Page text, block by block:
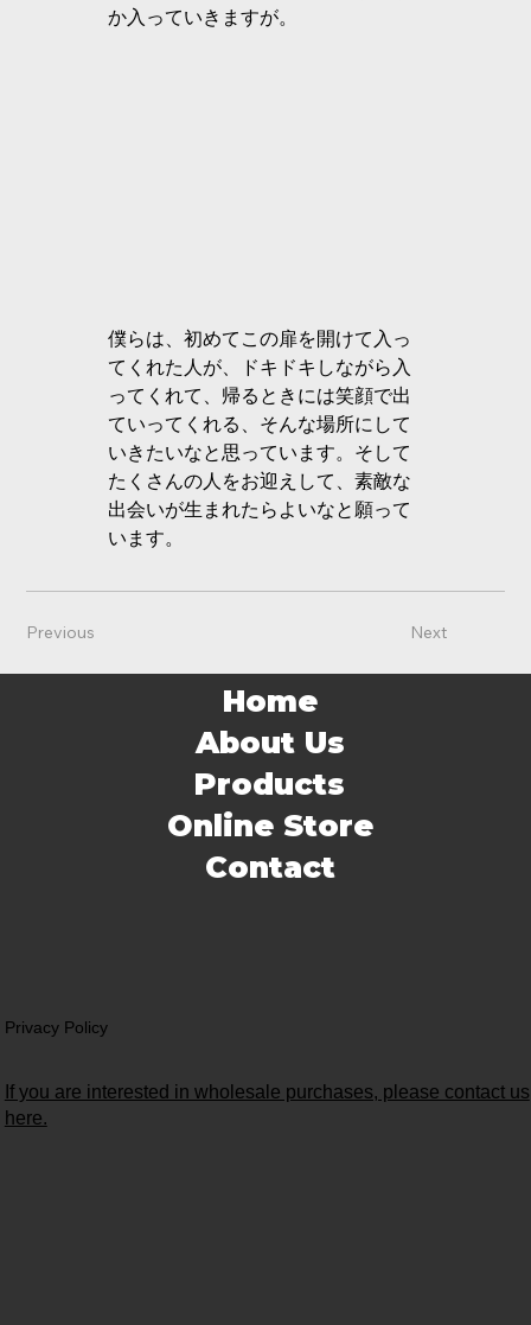
か入っていきますが。
僕らは、初めてこの扉を開けて入っ
てくれた人が、ドキドキしながら入
ってくれて、帰るときには笑顔で出
ていってくれる、そんな場所にして
いきたいなと思っています。そして
たくさんの人をお迎えして、素敵な
出会いが生まれたらよいなと願って
います。
Previous Next
Home
About Us
Products
Online Store
Contact
Privacy Policy
If you are interested in wholesale purchases, please contact us
here.